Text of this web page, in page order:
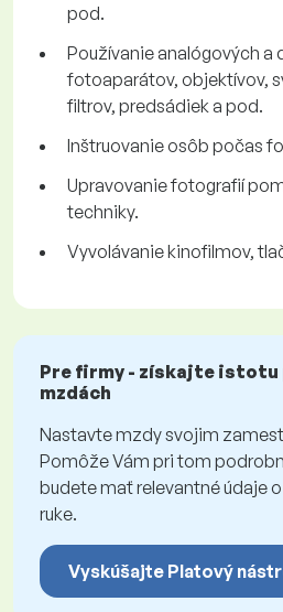
pod.
Používanie analógových a
fotoaparátov, objektívov,
filtrov, predsádiek a pod.
Inštruovanie osôb počas
Upravovanie fotografií
techniky.
Vyvolávanie kinofilmov,
Pre firmy - získajte istotu
mzdách
Nastavte mzdy svojim
Pomôže Vám pri tom
budete mať relevantné údaje
ruke.
Vyskúšajte Platový